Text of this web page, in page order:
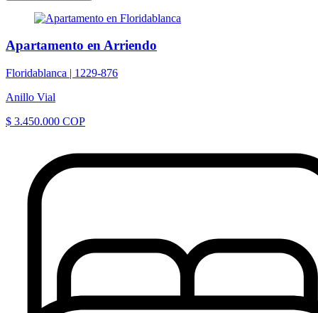
Apartamento en Arriendo
Floridablanca | 1229-876
Anillo Vial
$ 3.450.000 COP